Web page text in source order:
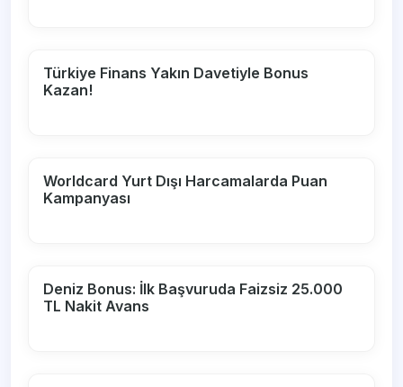
Türkiye Finans Yakın Davetiyle Bonus
Kazan!
Worldcard Yurt Dışı Harcamalarda Puan
Kampanyası
Deniz Bonus: İlk Başvuruda Faizsiz 25.000
TL Nakit Avans